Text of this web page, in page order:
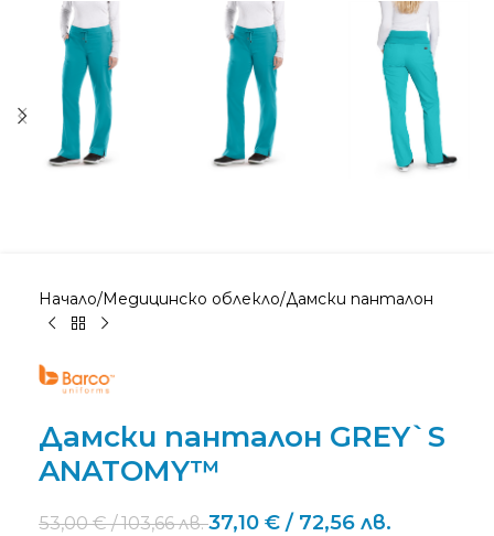
Начало/Медицинско облекло/Дамски панталон
Дамски панталон GREY`S
ANATOMY™
53,00€/ 103,66 лв.37,10 € / 72,56 лв.